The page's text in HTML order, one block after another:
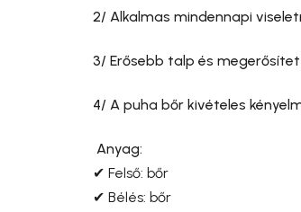
2/ Alkalmas mindennapi
3/ Erősebb talp és
4/ A puha bőr kivételes
Anyag:
✔ Felső: bőr
✔ Bélés: bőr